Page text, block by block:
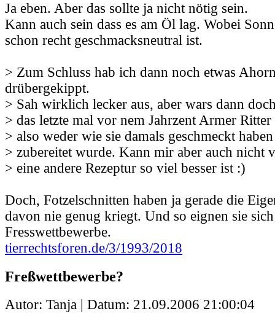
Ja eben. Aber das sollte ja nicht nötig sein.
Kann auch sein dass es am Öl lag. Wobei
schon recht geschmacksneutral ist.
> Zum Schluss hab ich dann noch etwas
drübergekippt.
> Sah wirklich lecker aus, aber wars dann
> das letzte mal vor nem Jahrzent Armer Ritter
> also weder wie sie damals geschmeckt
> zubereitet wurde. Kann mir aber auch nicht
> eine andere Rezeptur so viel besser ist :)
Doch, Fotzelschnitten haben ja gerade die
davon nie genug kriegt. Und so eignen sie
Fresswettbewerbe.
tierrechtsforen.de/3/1993/2018
Freßwettbewerbe?
Autor: Tanja | Datum: 21.09.2006 21:00:04